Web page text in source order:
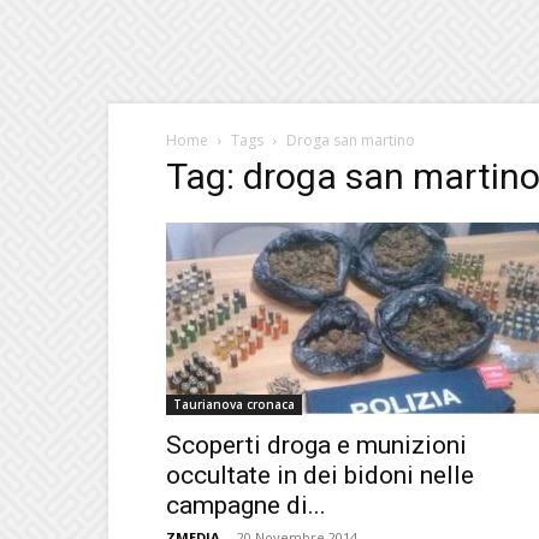
Home Tags Droga san martino
Tag: droga san martino
Taurianova cronaca
Scoperti droga e munizioni
occultate in dei bidoni nelle
campagne di...